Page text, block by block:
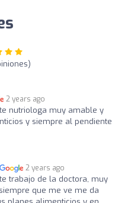
2 years ago
nutriologa muy amable y
y siempre al pendiente
2 years ago
trabajo de la doctora, muy
que me ve me da